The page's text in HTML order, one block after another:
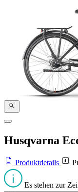
Husqvarna
Produktdetails
Es stehen zur